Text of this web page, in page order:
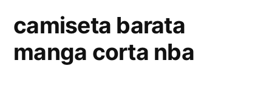
camiseta barata
manga corta nba